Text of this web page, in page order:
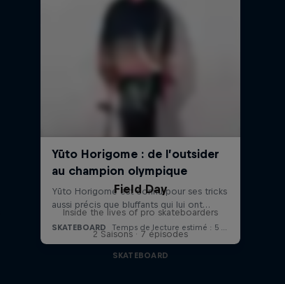
Field Day
Inside the lives of pro skateboarders
2 Saisons · 7 épisodes
SKATEBOARD